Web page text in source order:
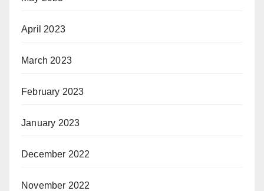
April 2023
March 2023
February 2023
January 2023
December 2022
November 2022